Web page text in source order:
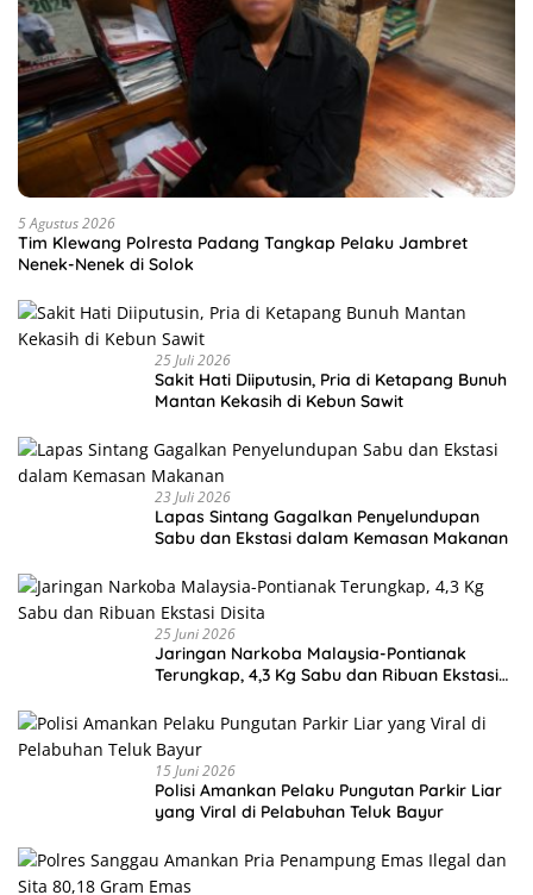
5 Agustus 2026
Tim Klewang Polresta Padang Tangkap Pelaku Jambret
Nenek-Nenek di Solok
25 Juli 2026
Sakit Hati Diiputusin, Pria di Ketapang Bunuh
Mantan Kekasih di Kebun Sawit
23 Juli 2026
Lapas Sintang Gagalkan Penyelundupan
Sabu dan Ekstasi dalam Kemasan Makanan
25 Juni 2026
Jaringan Narkoba Malaysia-Pontianak
Terungkap, 4,3 Kg Sabu dan Ribuan Ekstasi
15 Juni 2026
Polisi Amankan Pelaku Pungutan Parkir Liar
yang Viral di Pelabuhan Teluk Bayur